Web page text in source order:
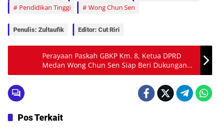
Pendidikan Tinggi
Wong Chun Sen
Penulis: Zultaufik Editor: Cut Riri
Perayaan Paskah GBKP Km. 8, Ketua DPRD
Medan Wong Chun Sen Siap Beri Dukungan
Maksimal
Pos Terkait